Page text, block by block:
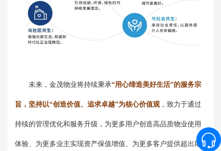
未来，金茂物业将持续秉承“用心缔造美好生活”的服务宗
旨，坚持以“创造价值、追求卓越”为核心价值观，致力于通过
持续的管理优化和服务升级，为更多用户创造高品质物业使用
体验、为更多业主实现资产保值增值、为更多客户提供超出期